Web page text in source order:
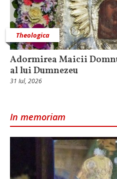
Theologica
Adormirea Maicii
al lui Dumnezeu
31 Iul, 2026
In memoriam